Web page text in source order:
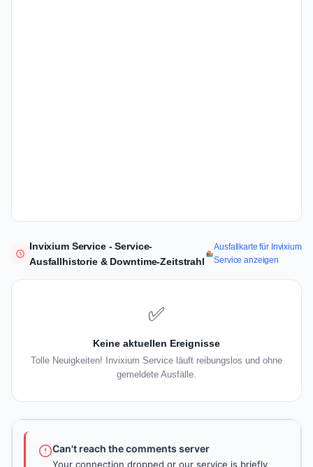
Invixium Service - Service-
Ausfallhistorie & Downtime-Zeitstrahl
Ausfallkarte für Invixium
Service anzeigen
✅
Keine aktuellen Ereignisse
Tolle Neuigkeiten! Invixium Service läuft reibungslos und ohne
gemeldete Ausfälle.
Can't reach the comments server
Your connection dropped or our service is briefly